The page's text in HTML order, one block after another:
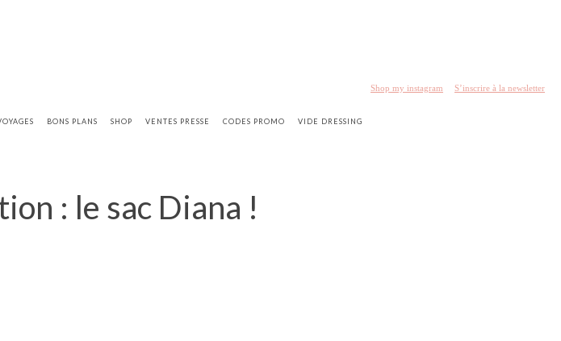
Shop my instagram S’inscrire à la newsletter
BONS PLANS SHOP VENTES PRESSE CODES PROMO VIDE DRESSING
: le sac Diana !